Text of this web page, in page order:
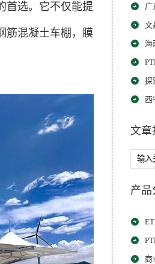
首选。它不仅能提
筋混凝土车棚，膜
广
文
海
探
西
文章
产品
商